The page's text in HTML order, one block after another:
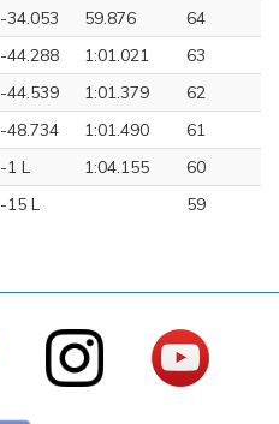
-34.053 59.876
64
-44.288 1:01.021
63
-44.539 1:01.379
62
-48.734 1:01.490
61
-1 L 1:04.155
60
-15 L 59